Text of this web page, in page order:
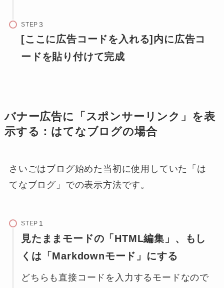
STEP
[ここに広告コードを入れる]内に広告コ
ードを貼り付けて完成
バナー広告に「スポンサーリンク」を表
示する：はてなブログの場合
さいごはブログ始めた当初に使用していた「は
てなブログ」での表示方法です。
STEP
見たままモードの「HTML編集」、もし
くは「Markdownモード」にする
どちらも直接コードを入力するモードなので